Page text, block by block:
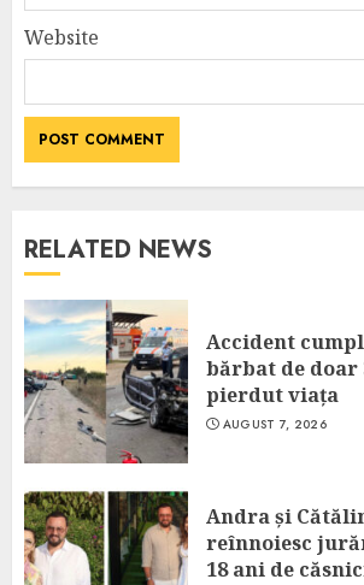
Website
RELATED NEWS
Accident
bărbat de doar
pierdut viața
AUGUST 7, 2026
Andra și
reînnoiesc
18 ani de